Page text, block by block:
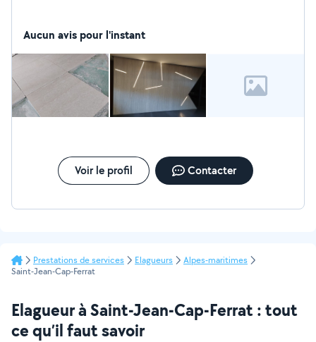
Aucun avis pour l'instant
Voir le profil Contacter
Prestations de services Elagueurs
Alpes-maritimes
Saint-Jean-Cap-Ferrat
Elagueur à Saint-Jean-Cap-Ferrat : tout
ce qu’il faut savoir